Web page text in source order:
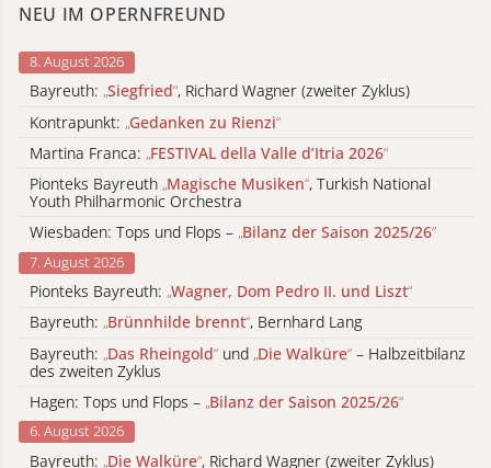
NEU IM OPERNFREUND
8. August 2026
Bayreuth: „Siegfried“, Richard Wagner (zweiter Zyklus)
Kontrapunkt: „Gedanken zu Rienzi“
Martina Franca: „FESTIVAL della Valle d’Itria 2026“
Pionteks Bayreuth „Magische Musiken“, Turkish National
Youth Philharmonic Orchestra
Wiesbaden: Tops und Flops – „Bilanz der Saison 2025/26“
7. August 2026
Pionteks Bayreuth: „Wagner, Dom Pedro II. und Liszt“
Bayreuth: „Brünnhilde brennt“, Bernhard Lang
Bayreuth: „Das Rheingold“ und „Die Walküre“ – Halbzeitbilanz
des zweiten Zyklus
Hagen: Tops und Flops – „Bilanz der Saison 2025/26“
6. August 2026
Bayreuth: „Die Walküre“, Richard Wagner (zweiter Zyklus)